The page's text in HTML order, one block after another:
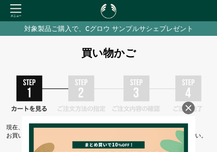
対象製品ご購入で、Cグロウ サンプルサシェプレゼント
買い物かご
現在、カートには商品が入っておりません。
お買い物を続けるには下の 「お買い物を続ける」 をクリックしてください。